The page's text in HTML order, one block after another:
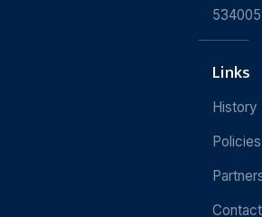
Links
History
Policies
Contact